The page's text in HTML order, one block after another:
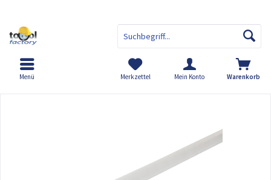
Warenkorb
Merkzettel Mein Konto
Menü